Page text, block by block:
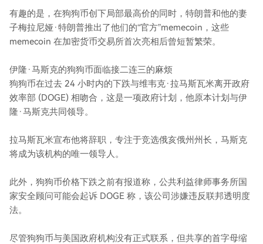
有趣的是，在狗狗币创下局部最高价的同时，特朗普和他的妻
子梅拉尼娅·特朗普推出了他们的“官方”memecoin，这些
memecoin 在加密货币交易所首次亮相后曾短暂繁荣。
伊隆·马斯克的狗狗币面临接二连三的麻烦
狗狗币在过去 24 小时内的下跌与维韦克·拉马斯瓦米离开政府
效率部 (DOGE) 相吻合，这是一项政府计划，他原本计划与伊
隆·马斯克共同领导。
拉马斯瓦米宣布他将辞职，专注于竞选俄亥俄州州长，马斯克
将成为该机构的唯一领导人。
此外，狗狗币价格下跌之前有报道称，公共利益律师事务所国
家安全顾问可能会起诉 DOGE 称，该公司涉嫌违反联邦透明度
法。
尽管狗狗币与美国政府机构没有正式联系，但共享的首字母缩